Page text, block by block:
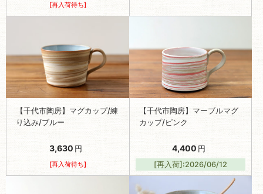
[再入荷待ち]
【千代市陶房】マグカップ/練
り込み/ブルー
3,630 円
[再入荷待ち]
【千代市陶房】マーブルマグ
カップ/ピンク
4,400 円
[再入荷]:2026/06/12